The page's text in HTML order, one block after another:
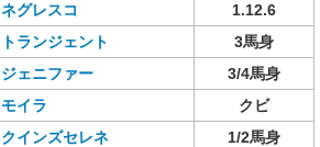
ネグレスコ
1.12.6
トランジェント
3馬身
ジェニファー
3/4馬身
モイラ
クビ
クインズセレネ
1/2馬身